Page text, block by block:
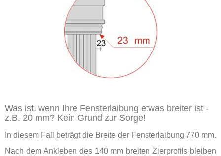
Was ist, wenn Ihre Fensterlaibung etwas breiter ist -
z.B. 20 mm? Kein Grund zur Sorge!
In diesem Fall beträgt die Breite der Fensterlaibung 770 mm.
Nach dem Ankleben des 140 mm breiten Zierprofils bleiben